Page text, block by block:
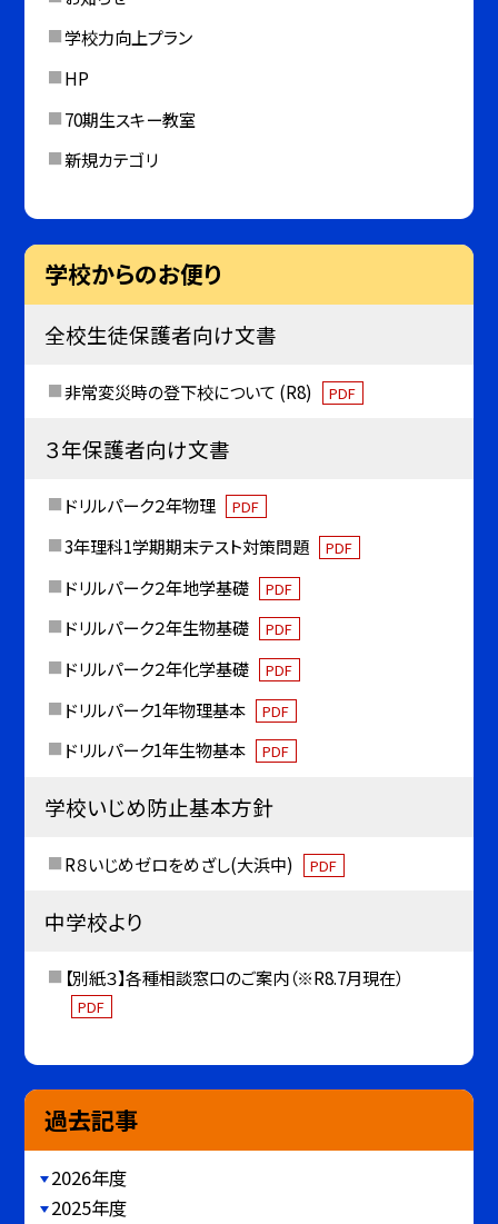
学校力向上プラン
HP
70期生スキー教室
新規カテゴリ
学校からのお便り
全校生徒保護者向け文書
非常変災時の登下校について (R8) PDF
３年保護者向け文書
ドリルパーク２年物理 PDF
3年理科1学期期末テスト対策問題 PDF
ドリルパーク２年地学基礎 PDF
ドリルパーク２年生物基礎 PDF
ドリルパーク２年化学基礎 PDF
ドリルパーク1年物理基本 PDF
ドリルパーク1年生物基本 PDF
学校いじめ防止基本方針
R８いじめゼロをめざし(大浜中) PDF
中学校より
【別紙３】各種相談窓口のご案内（※R8.7月現在）
PDF
過去記事
2026年度
2025年度